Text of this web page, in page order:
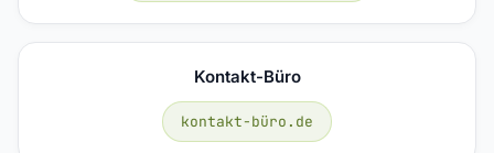
Kontakt-Büro
kontakt-büro.de